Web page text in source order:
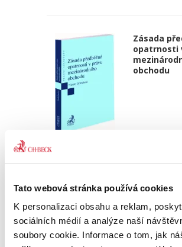
Tato webová stránka používá cookies
K personalizaci obsahu a reklam,
sociálních médií a analýze naší
soubory cookie. Informace o tom, jak
Zásada
opatrnosti
obchodu
Nicole Grmelová
Předkládaná monografie se zabývá
které není v české právní literatuře
probádané, přesto se týká
dopadající na každého z nás. Práce
mapuje historický vývoj...